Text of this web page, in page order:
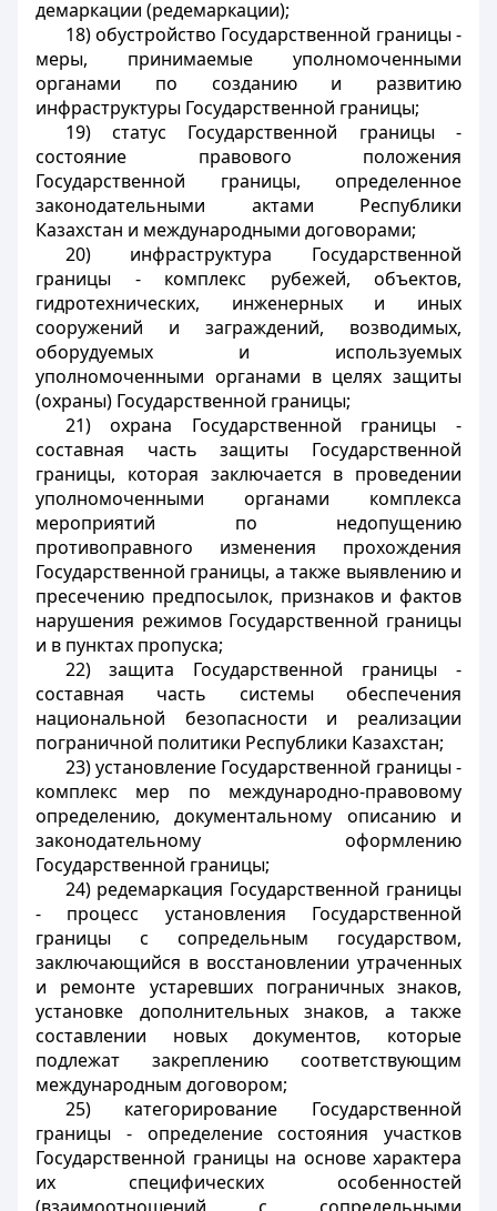
демаркации (редемаркации);
18) обустройство Государственной границы -
меры, принимаемые уполномоченными
органами по созданию и развитию
инфраструктуры Государственной границы;
19) статус Государственной границы -
состояние правового положения
Государственной границы, определенное
законодательными актами Республики
Казахстан и международными договорами;
20) инфраструктура Государственной
границы - комплекс рубежей, объектов,
гидротехнических, инженерных и иных
сооружений и заграждений, возводимых,
оборудуемых и используемых
уполномоченными органами в целях защиты
(охраны) Государственной границы;
21) охрана Государственной границы -
составная часть защиты Государственной
границы, которая заключается в проведении
уполномоченными органами комплекса
мероприятий по недопущению
противоправного изменения прохождения
Государственной границы, а также выявлению и
пресечению предпосылок, признаков и фактов
нарушения режимов Государственной границы
и в пунктах пропуска;
22) защита Государственной границы -
составная часть системы обеспечения
национальной безопасности и реализации
пограничной политики Республики Казахстан;
23) установление Государственной границы -
комплекс мер по международно-правовому
определению, документальному описанию и
законодательному оформлению
Государственной границы;
24) редемаркация Государственной границы
- процесс установления Государственной
границы с сопредельным государством,
заключающийся в восстановлении утраченных
и ремонте устаревших пограничных знаков,
установке дополнительных знаков, а также
составлении новых документов, которые
подлежат закреплению соответствующим
международным договором;
25) категорирование Государственной
границы - определение состояния участков
Государственной границы на основе характера
их специфических особенностей